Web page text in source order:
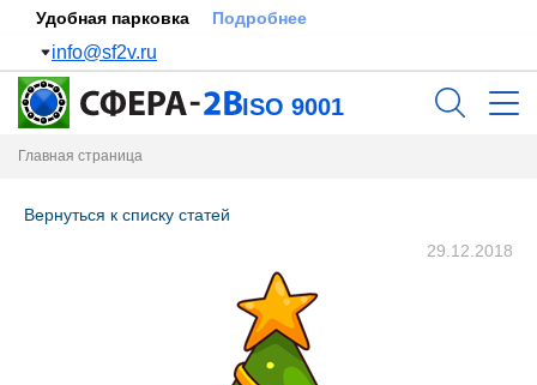
Удобная парковка Подробнее
info@sf2v.ru
ISO 9001
Главная страница
Вернуться к списку статей
29.12.2018